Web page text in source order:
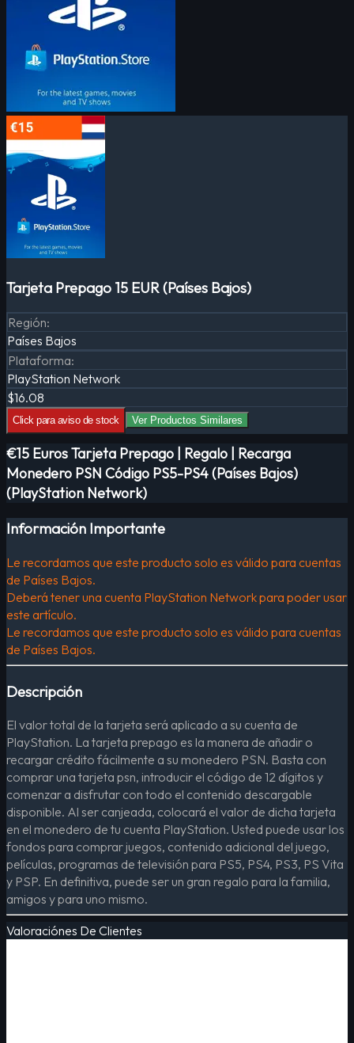
Tarjeta Prepago 15 EUR (Países Bajos)
Región:
Países Bajos
Plataforma:
PlayStation Network
$16.08
Click para aviso de stock Ver Productos Similares
€15 Euros Tarjeta Prepago | Regalo | Recarga
Monedero PSN Código PS5-PS4 (Países Bajos)
(PlayStation Network)
Información Importante
Le recordamos que este producto solo es válido para cuentas
de Países Bajos.
Deberá tener una cuenta PlayStation Network para poder usar
este artículo.
Le recordamos que este producto solo es válido para cuentas
de Países Bajos.
Descripción
El valor total de la tarjeta será aplicado a su cuenta de
PlayStation. La tarjeta prepago es la manera de añadir o
recargar crédito fácilmente a su monedero PSN. Basta con
comprar una tarjeta psn, introducir el código de 12 dígitos y
comenzar a disfrutar con todo el contenido descargable
disponible. Al ser canjeada, colocará el valor de dicha tarjeta
en el monedero de tu cuenta PlayStation. Usted puede usar los
fondos para comprar juegos, contenido adicional del juego,
películas, programas de televisión para PS5, PS4, PS3, PS Vita
y PSP. En definitiva, puede ser un gran regalo para la familia,
amigos y para uno mismo.
Valoraciónes De Clientes